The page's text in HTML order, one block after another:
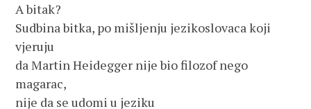
A bitak?
Sudbina bitka, po mišljenju jezikoslovaca koji
vjeruju
da Martin Heidegger nije bio filozof nego
magarac,
nije da se udomi u jeziku